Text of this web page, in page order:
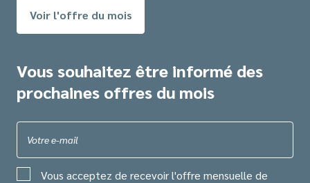
Voir l'offre du mois
Vous souhaitez être informé des
prochaines offres du mois
Votre e-mail
Vous acceptez de recevoir l'offre mensuelle de